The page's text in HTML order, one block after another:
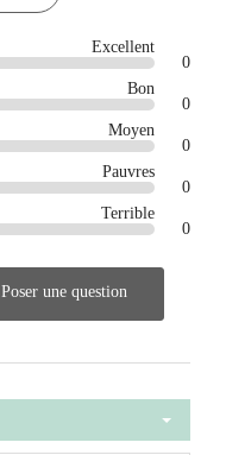
Excellent
0
Bon
0
Moyen
0
Pauvres
0
Terrible
0
Poser une question